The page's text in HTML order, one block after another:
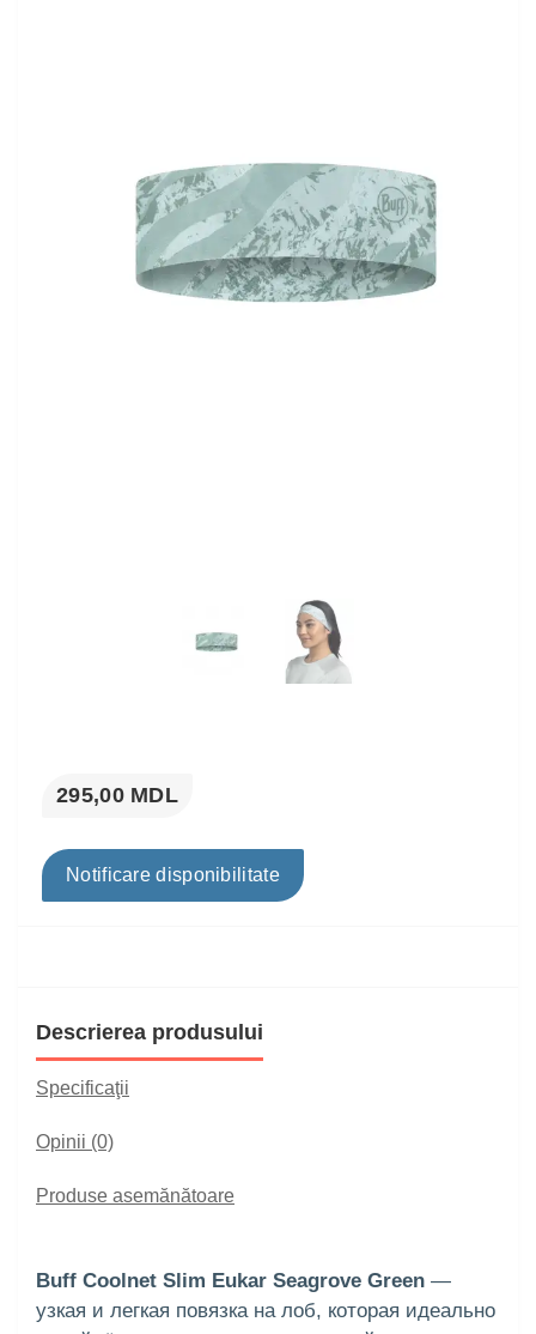
295,00 MDL
Notificare disponibilitate
Descrierea produsului
Specificaţii
Opinii (0)
Produse asemănătoare
Buff Coolnet Slim Eukar Seagrove Green —
узкая и легкая повязка на лоб, которая идеально